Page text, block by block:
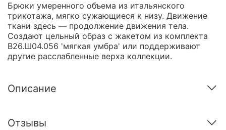
Брюки умеренного объема из итальянского
трикотажа, мягко сужающиеся к низу. Движение
ткани здесь — продолжение движения тела.
Создают цельный образ с жакетом из комплекта
В26.Ш04.056 'мягкая умбра' или поддерживают
другие расслабленные верха коллекции.
Описание
Отзывы